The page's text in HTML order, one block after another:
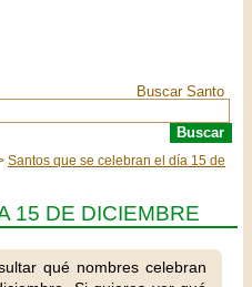
Buscar Santo
Santos que se celebran el día 15 de
15 DE DICIEMBRE
qué nombres celebran